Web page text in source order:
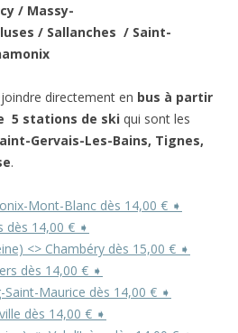
/ Massy-
/ Sallanches / Saint-
directement en bus à partir
5 stations de ski qui sont les
Gervais-Les-Bains, Tignes,
.
Mont-Blanc dès 14,00 € ➧
dès 14,00 € ➧
<> Chambéry dès 15,00 € ➧
dès 14,00 € ➧
Saint-Maurice dès 14,00 € ➧
dès 14,00 € ➧